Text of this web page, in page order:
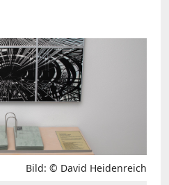
Bild: © David Heidenreich